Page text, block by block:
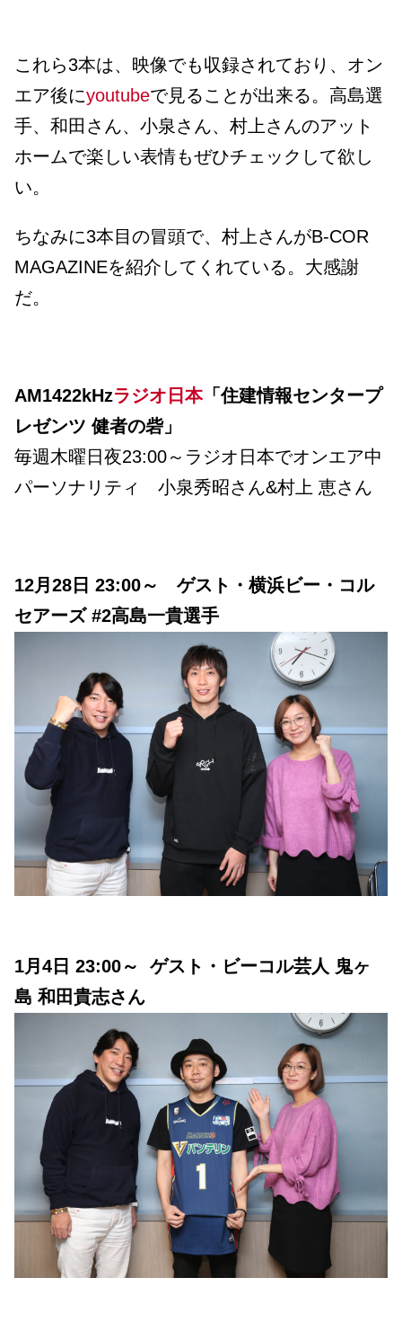
これら3本は、映像でも収録されており、オン
エア後にyoutubeで見ることが出来る。高島選
手、和田さん、小泉さん、村上さんのアット
ホームで楽しい表情もぜひチェックして欲し
い。
ちなみに3本目の冒頭で、村上さんがB-COR
MAGAZINEを紹介してくれている。大感謝
だ。
AM1422kHzラジオ日本「住建情報センタープ
レゼンツ 健者の砦」
毎週木曜日夜23:00～ラジオ日本でオンエア中
パーソナリティ 小泉秀昭さん&村上 恵さん
12月28日 23:00～ ゲスト・横浜ビー・コル
セアーズ #2高島一貴選手
1月4日 23:00～ ゲスト・ビーコル芸人 鬼ヶ
島 和田貴志さん